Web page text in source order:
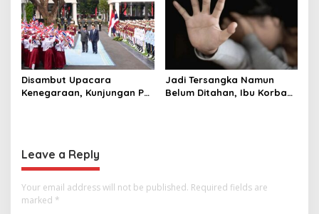
Raja Thailand
Disambut Upacara
Kenegaraan, Kunjungan PM
Jadi Tersangka Namun
Belum Ditahan, Ibu Korban
Leave a Reply
Your email address will not be published. Required fields are
marked *